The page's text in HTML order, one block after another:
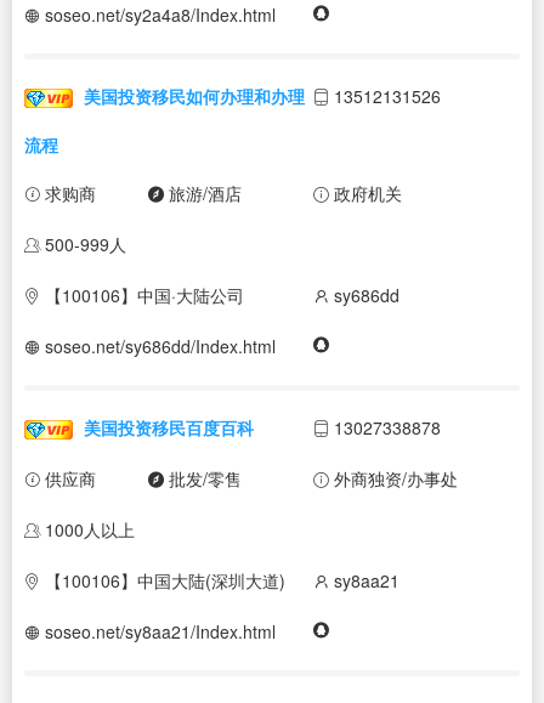
soseo.net/sy2a4a8/Index.html
美国投资移民如何办理和办理
流程
13512131526
求购商 旅游/酒店 政府机关
500-999人
【100106】中国·大陆公司 sy686dd
soseo.net/sy686dd/Index.html
美国投资移民百度百科 13027338878
供应商 批发/零售 外商独资/办事处
1000人以上
【100106】中国大陆(深圳大道) sy8aa21
soseo.net/sy8aa21/Index.html